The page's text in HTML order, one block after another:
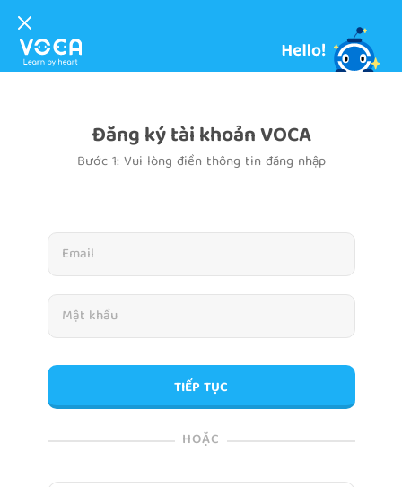
Đăng ký tài khoản VOCA
Bước 1: Vui lòng điền thông tin đăng nhập
TIẾP TỤC
HOẶC